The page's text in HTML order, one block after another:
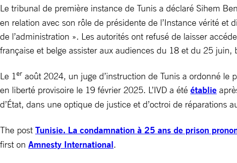
Le tribunal de première instance de Tunis a déclaré Sihem
en relation avec son rôle de présidente de l’Instance vérité et
de l’administration ». Les autorités ont refusé de laisser
française et belge assister aux audiences du 18 et du 25 juin,
Le 1 er août 2024, un juge d’instruction de Tunis a ordonné
en liberté provisoire le 19 février 2025. L’IVD a été établie
d’État, dans une optique de justice et d’octroi de réparations
The post Tunisie. La condamnation à 25 ans de prison
first on Amnesty International.